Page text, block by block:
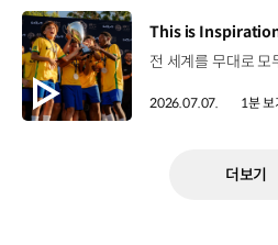
[동영상]
2026.07.07. 1분 보
더보기